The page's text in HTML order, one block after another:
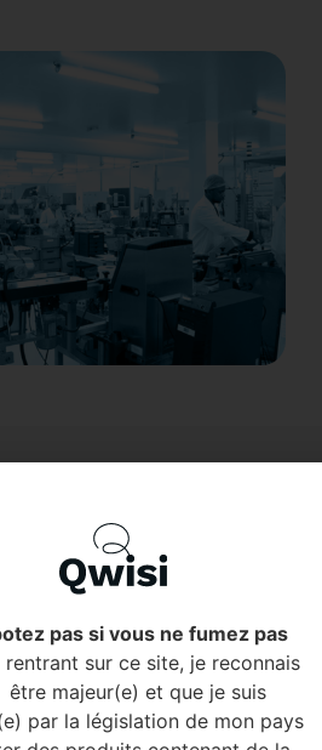
des
décisions et nos échanges
Vous savez toujours où vous
vous expliquons chaque étape,
Notre méthode, notre
nos choix : tout est partagé
pas si vous ne fumez pas
rentrant sur ce site, je reconnais
être majeur(e) et que je suis
par la législation de mon pays